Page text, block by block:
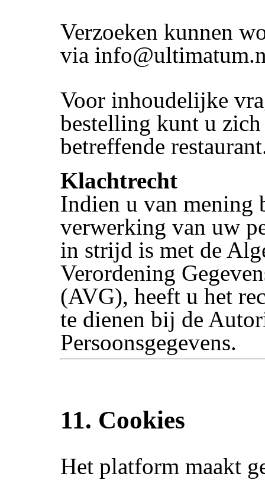
Verzoeken kunnen
via
Voor inhoudelijke
bestelling kunt u
betreffende
Klachtrecht
Indien u van mening
verwerking van uw
in strijd is met de
Verordening
(AVG), heeft u het
te dienen bij de
Persoonsgegevens.
11. Cookies
Het platform maakt